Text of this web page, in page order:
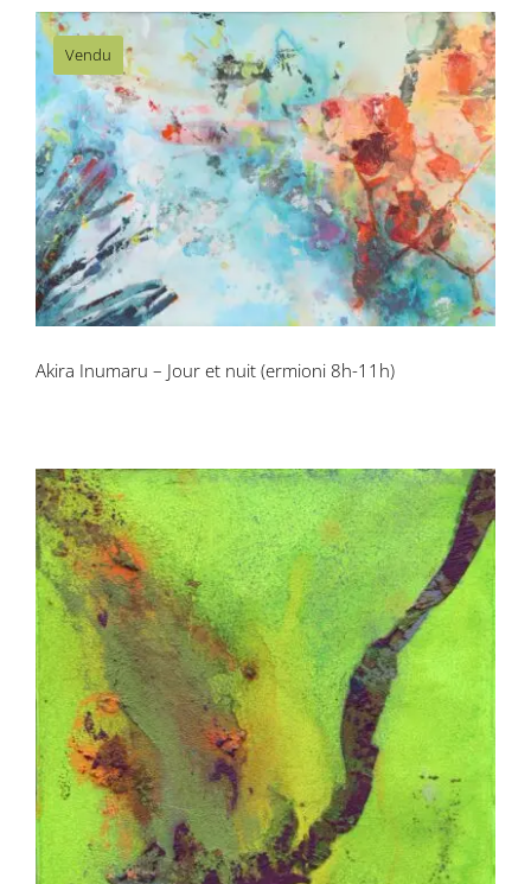
Vendu
Akira Inumaru – Jour et nuit (ermioni
8h-11h)
Akira Inumaru – Jour et nuit (ermioni 8h-11h)
Akira Inumaru – Cimes et racines :
Néottie 1